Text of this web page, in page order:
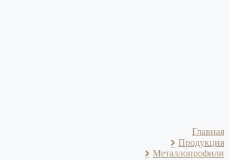
Главная
Продукция
Металлопрофили